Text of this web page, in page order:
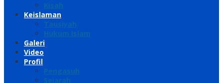
Kisah
Keislaman
Tausiyah
Hukum Islam
Galeri
Video
Profil
Pengasuh
Sejarah